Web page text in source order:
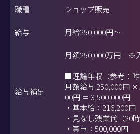
職種 ショップ販売
給与 月給250,000円～
給与補足
月額250,000万円 ※
■理論年収（参考：昨
月額給与 250,000円
00円 ＝ 3,500,000円
・基本給：216,200円
・見なし残業代（20
・賞与：500,000円